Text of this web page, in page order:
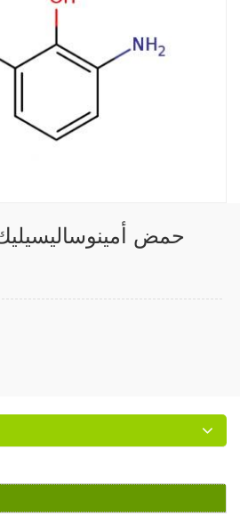
3-حمض أمينوساليسيليك 570-